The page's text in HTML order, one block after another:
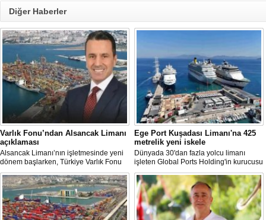
Diğer Haberler
Varlık Fonu’ndan Alsancak Limanı
açıklaması
Alsancak Limanı’nın işletmesinde yeni
dönem başlarken, Türkiye Varlık Fonu
Yatırımlardan Sorumlu Genel Müdür
Yardımcısı Aziz Murat Uluğ, limanda
satış ya da imtiyaz devri yapılmadığını
belirterek, “Yük limanı operasyonlarını
yerli ve milli Alport’a teslim ettik”
açıklamasında bulundu.
Ege Port Kuşadası Limanı'na 425
metrelik yeni iskele
Dünyada 30'dan fazla yolcu limanı
işleten Global Ports Holding'in kurucusu
ve Yönetim Kurulu Başkanı Mehmet
Kutman'ın sahibi olduğu Ege Port
Kuşadası, yeni bir yatırım hamlesine
hazırlanıyor.